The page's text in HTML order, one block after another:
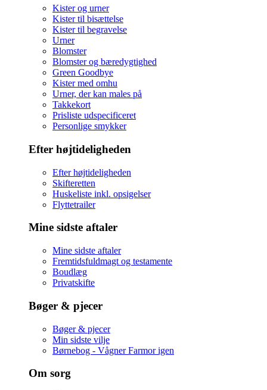
Kister og urner
Kister til bisættelse
Kister til begravelse
Urner
Blomster
Blomster og bæredygtighed
Green Goodbye
Kister med omhu
Urner, der kan males på
Takkekort
Prisliste udspecificeret
Personlige smykker
Efter højtideligheden
Efter højtideligheden
Skifteretten
Huskeliste inkl. opsigelser
Flyttetrailer
Mine sidste aftaler
Mine sidste aftaler
Fremtidsfuldmagt og testamente
Boudlæg
Privatskifte
Bøger & pjecer
Bøger & pjecer
Min sidste vilje
Børnebog - Vågner Farmor igen
Om sorg